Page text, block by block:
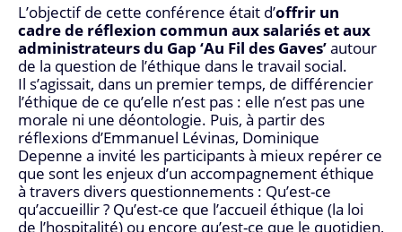
L’objectif de cette conférence était d’offrir un
cadre de réflexion commun aux salariés et aux
administrateurs du Gap ‘Au Fil des Gaves’autour
de la question de l’éthique dans le travail social.
Il s’agissait, dans un premier temps, de différencier
l’éthique de ce qu’elle n’est pas : elle n’est pas une
morale ni une déontologie. Puis, à partir des
réflexions d’Emmanuel Lévinas, Dominique
Depenne a invité les participants à mieux repérer ce
que sont les enjeux d’un accompagnement éthique
à travers divers questionnements : Qu’est-ce
qu’accueillir ? Qu’est-ce que l’accueil éthique (la loi
de l’hospitalité) ou encore qu’est-ce que le quotidien,